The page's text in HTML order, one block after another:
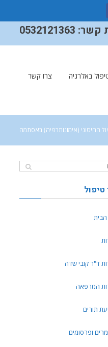
באלרגיה צרו קשר
החיסוני (אימונותרפיה) באסתמה
טיפול
ד"ר קובי שדה
המרפאה
תורים
ופרסומים